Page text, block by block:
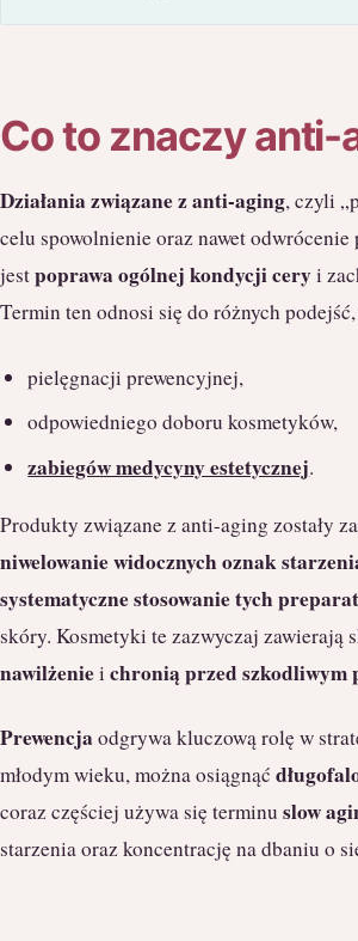
Co to znaczy anti-
Działania związane z anti-aging, czyli
celu spowolnienie oraz nawet
jestpoprawa ogólnej kondycji ceryi
Termin ten odnosi się do różnych
pielęgnacji prewencyjnej,
odpowiedniego doboru kosmetyków,
zabiegów medycyny estetycznej.
Produkty związane z anti-aging zostały
niwelowanie widocznych oznak
systematyczne stosowanie tych
skóry. Kosmetyki te zazwyczaj zawierają
nawilżeniei chronią przed szkodliwym
Prewencja odgrywa kluczową rolę w
młodym wieku, można osiągnąć
coraz częściej używa się terminu slow
starzenia oraz koncentrację na dbaniu o